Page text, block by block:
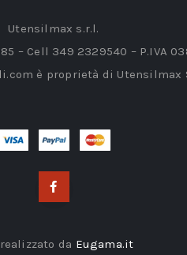
Utensilmax s.r.l.
– Cell 349 2329540 – P.IVA
è proprietà di Utensilmax
da Eugama.it